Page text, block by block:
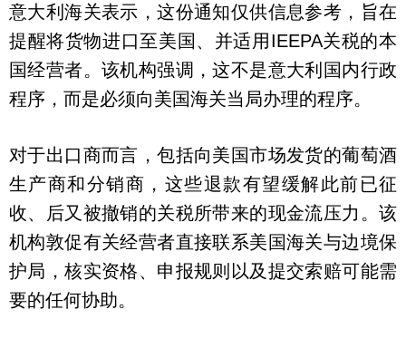
意大利海关表示，这份通知仅供信息参考，旨在
提醒将货物进口至美国、并适用IEEPA关税的本
国经营者。该机构强调，这不是意大利国内行政
程序，而是必须向美国海关当局办理的程序。
对于出口商而言，包括向美国市场发货的葡萄酒
生产商和分销商，这些退款有望缓解此前已征
收、后又被撤销的关税所带来的现金流压力。该
机构敦促有关经营者直接联系美国海关与边境保
护局，核实资格、申报规则以及提交索赔可能需
要的任何协助。